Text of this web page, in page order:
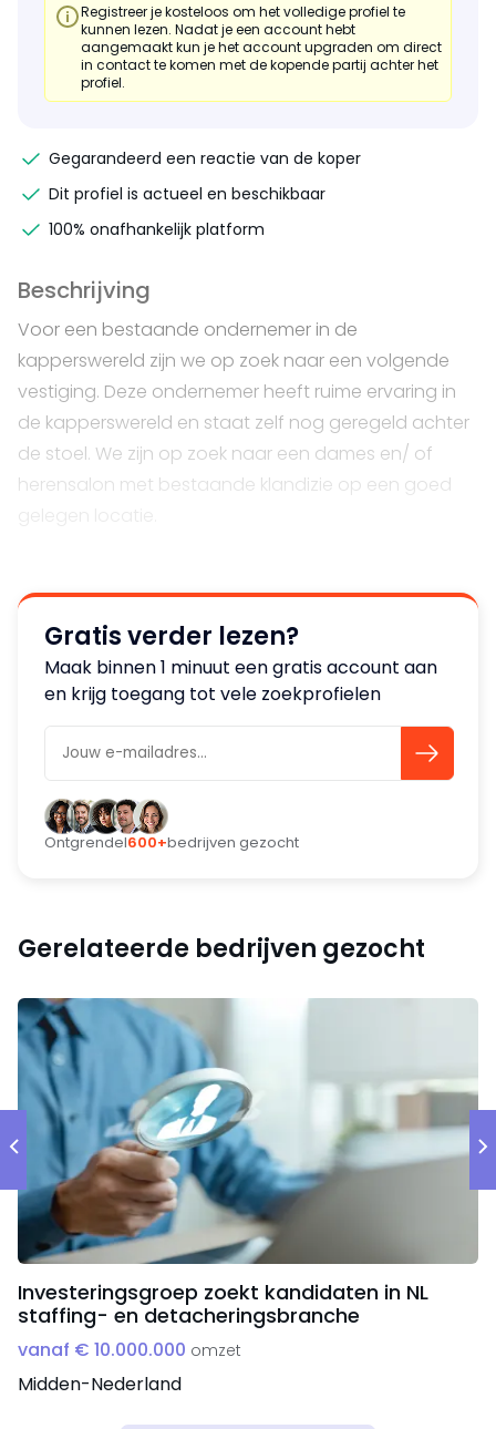
Registreer je kosteloos om het volledige profiel te
kunnen lezen. Nadat je een account hebt
aangemaakt kun je het account upgraden om direct
in contact te komen met de kopende partij achter het
profiel.
Gegarandeerd een reactie van de koper
Dit profiel is actueel en beschikbaar
100% onafhankelijk platform
Beschrijving
Voor een bestaande ondernemer in de
kapperswereld zijn we op zoek naar een volgende
vestiging. Deze ondernemer heeft ruime ervaring in
de kapperswereld en staat zelf nog geregeld achter
de stoel. We zijn op zoek naar een dames en/ of
herensalon met bestaande klandizie op een goed
Gratis verder lezen?
Maak binnen 1 minuut een gratis account aan
en krijg toegang tot vele zoekprofielen
Ontgrendel600+bedrijven gezocht
Gerelateerde bedrijven gezocht
Investeringsgroep zoekt kandidaten in NL
staffing- en detacheringsbranche
vanaf € 10.000.000 omzet
Midden-Nederland